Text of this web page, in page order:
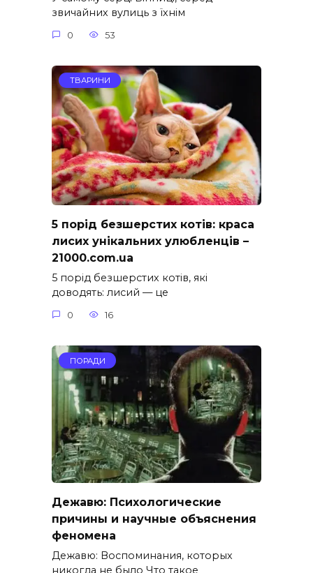
звичайних вулиць з їхнім
0 53
ТВАРИНИ
5 порід безшерстих котів: краса
лисих унікальних улюбленців –
21000.com.ua
5 порід безшерстих котів, які
доводять: лисий — це
0 16
ПОРАДИ
Дежавю: Психологические
причины и научные объяснения
феномена
Дежавю: Воспоминания, которых
никогда не было Что такое